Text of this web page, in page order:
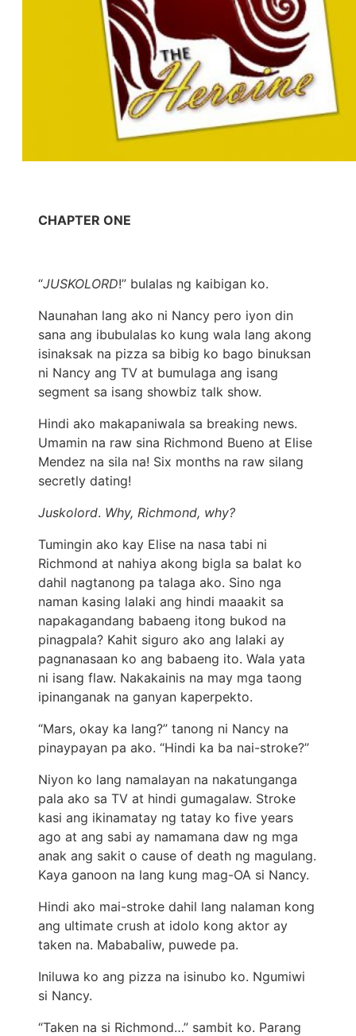
CHAPTER ONE
“JUSKOLORD!” bulalas ng kaibigan ko.
Naunahan lang ako ni Nancy pero iyon din
sana ang ibubulalas ko kung wala lang akong
isinaksak na pizza sa bibig ko bago binuksan
ni Nancy ang TV at bumulaga ang isang
segment sa isang showbiz talk show.
Hindi ako makapaniwala sa breaking news.
Umamin na raw sina Richmond Bueno at Elise
Mendez na sila na! Six months na raw silang
secretly dating!
Juskolord. Why, Richmond, why?
Tumingin ako kay Elise na nasa tabi ni
Richmond at nahiya akong bigla sa balat ko
dahil nagtanong pa talaga ako. Sino nga
naman kasing lalaki ang hindi maaakit sa
napakagandang babaeng itong bukod na
pinagpala? Kahit siguro ako ang lalaki ay
pagnanasaan ko ang babaeng ito. Wala yata
ni isang flaw. Nakakainis na may mga taong
ipinanganak na ganyan kaperpekto.
“Mars, okay ka lang?” tanong ni Nancy na
pinaypayan pa ako. “Hindi ka ba nai-stroke?”
Niyon ko lang namalayan na nakatunganga
pala ako sa TV at hindi gumagalaw. Stroke
kasi ang ikinamatay ng tatay ko five years
ago at ang sabi ay namamana daw ng mga
anak ang sakit o cause of death ng magulang.
Kaya ganoon na lang kung mag-OA si Nancy.
Hindi ako mai-stroke dahil lang nalaman kong
ang ultimate crush at idolo kong aktor ay
taken na. Mababaliw, puwede pa.
Iniluwa ko ang pizza na isinubo ko. Ngumiwi
si Nancy.
“Taken na si Richmond…” sambit ko. Parang